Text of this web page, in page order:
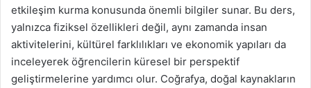
etkileşim kurma konusunda önemli bilgiler sunar. Bu ders,
yalnızca fiziksel özellikleri değil, aynı zamanda insan
aktivitelerini, kültürel farklılıkları ve ekonomik yapıları da
inceleyerek öğrencilerin küresel bir perspektif
geliştirmelerine yardımcı olur. Coğrafya, doğal kaynakların